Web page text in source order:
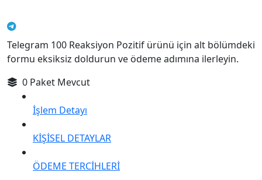
Telegram 100 Reaksiyon Pozitif ürünü için alt bölümdeki
formu eksiksiz doldurun ve ödeme adımına ilerleyin.
0 Paket Mevcut
İşlem Detayı
KİŞİSEL DETAYLAR
ÖDEME TERCİHLERİ